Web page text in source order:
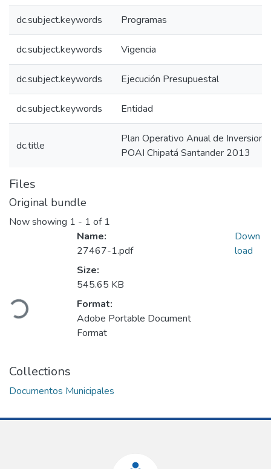
dc.subject.keywords Programas
dc.subject.keywords Vigencia
dc.subject.keywords Ejecución Presupuestal
dc.subject.keywords Entidad
dc.title
Plan Operativo Anual de
POAI Chipatá Santander 2013
Files
Original bundle
Now showing 1 - 1 of 1
Loading...
Name:
27467-1.pdf
Size:
545.65 KB
Format:
Adobe Portable Document
Format
Down
load
Collections
Documentos Municipales